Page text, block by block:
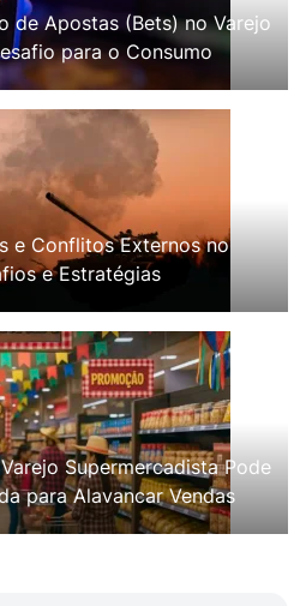
de Apostas (Bets) no Varejo
para o Consumo
e Conflitos Externos no
e Estratégias
Supermercadista Pode
para Alavancar Vendas